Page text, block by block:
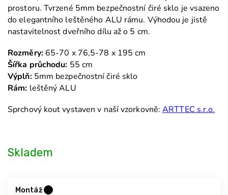
Skladem
Montáž
prostoru. Tvrzené 5mm bezpečnostní čiré sklo je vsazeno
do elegantního leštěného ALU rámu. Výhodou je jistě
nastavitelnost dveřního dílu až o 5 cm.
Rozměry: 65-70 x 76,5-78 x 195 cm
Šířka průchodu: 55 cm
Výplň: 5mm bezpečnostní čiré sklo
Rám: leštěný ALU
Sprchový kout vystaven v naší vzorkovně:ARTTEC s.r.o.